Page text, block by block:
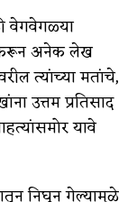
वेगवेगळ्या
करून अनेक लेख
त्यांच्या मतांचे,
उत्तम प्रतिसाद
यावे